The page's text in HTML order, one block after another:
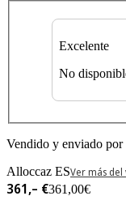
Excelente
No
Vendido y enviado por
Alloccaz ESVer más
361,– €361,00€